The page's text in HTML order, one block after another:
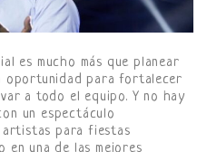
es mucho más que planear
oportunidad para fortalecer
a todo el equipo. Y no hay
un espectáculo
para fiestas